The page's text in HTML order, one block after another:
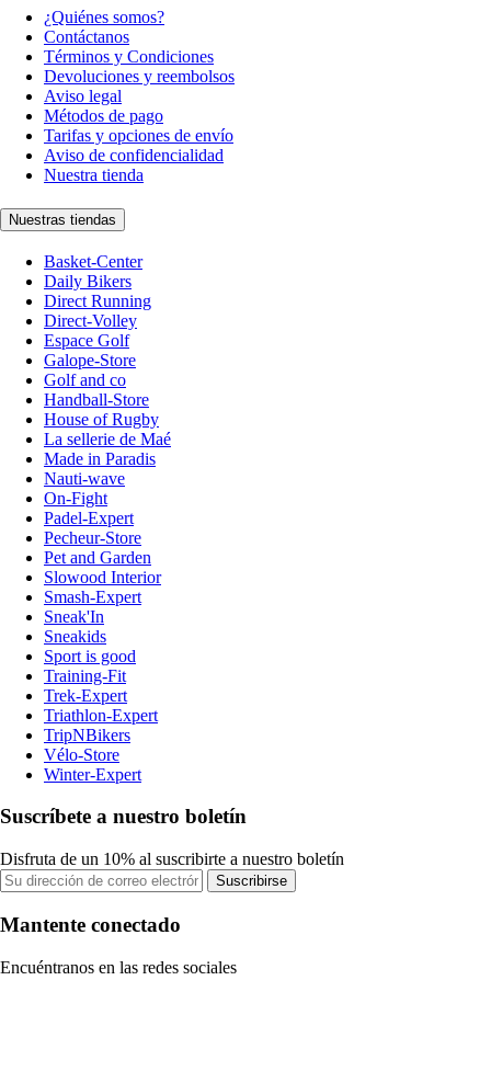
¿Quiénes somos?
Contáctanos
Términos y Condiciones
Devoluciones y reembolsos
Aviso legal
Métodos de pago
Tarifas y opciones de envío
Aviso de confidencialidad
Nuestra tienda
Nuestras tiendas
Basket-Center
Daily Bikers
Direct Running
Direct-Volley
Espace Golf
Galope-Store
Golf and co
Handball-Store
House of Rugby
La sellerie de Maé
Made in Paradis
Nauti-wave
On-Fight
Padel-Expert
Pecheur-Store
Pet and Garden
Slowood Interior
Smash-Expert
Sneak'In
Sneakids
Sport is good
Training-Fit
Trek-Expert
Triathlon-Expert
TripNBikers
Vélo-Store
Winter-Expert
Suscríbete a nuestro boletín
Disfruta de un 10% al suscribirte a nuestro boletín
Suscribirse
Mantente conectado
Encuéntranos en las redes sociales